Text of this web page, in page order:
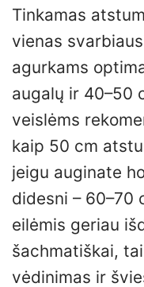
Tinkamas
vienas
agurkams
augalų ir 40–50
veislėms
kaip 50 cm
jeigu auginate
didesni – 60–70
eilėmis geriau
šachmatiškai,
vėdinimas ir